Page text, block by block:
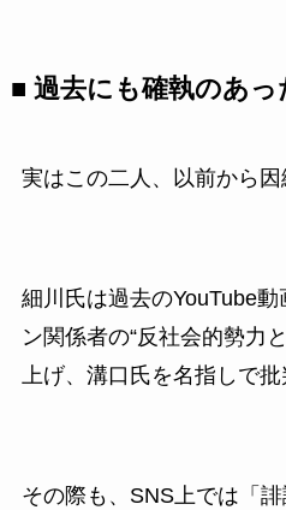
■ 過去にも確執のあっ
実はこの二人、以前から因
細川氏は過去のYouTube
ン関係者の“反社会的勢力
上げ、溝口氏を名指しで批
その際も、SNS上では「